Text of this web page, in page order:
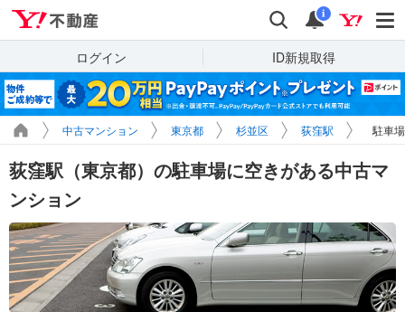
検索 通知
i
ログイン ID新規取得
中古マンション 東京都 杉並区 荻窪駅 駐車
荻窪駅（東京都）の駐車場に空きがある中古マ
ンション